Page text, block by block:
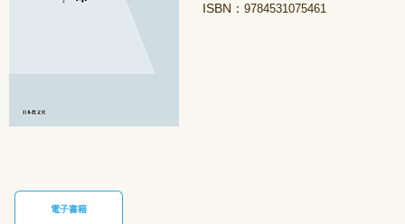
ISBN： 9784531075461
電子書籍